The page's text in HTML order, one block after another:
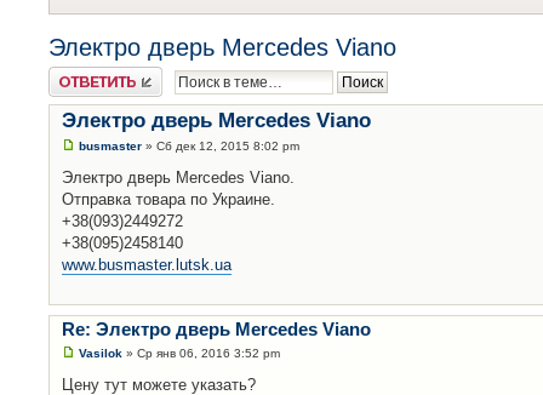
Электро дверь Mercedes Viano
Ответить
Электро дверь Mercedes Viano
busmaster » Сб дек 12, 2015 8:02 pm
Электро дверь Mercedes Viano.
Отправка товара по Украине.
+38(093)2449272
+38(095)2458140
www.busmaster.lutsk.ua
Re: Электро дверь Mercedes Viano
Vasilok » Ср янв 06, 2016 3:52 pm
Цену тут можете указать?